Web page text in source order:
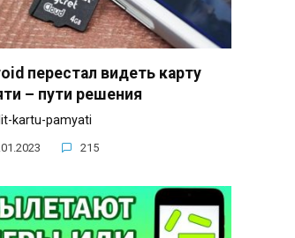
перестал видеть карту
– пути решения
kartu-pamyati
215